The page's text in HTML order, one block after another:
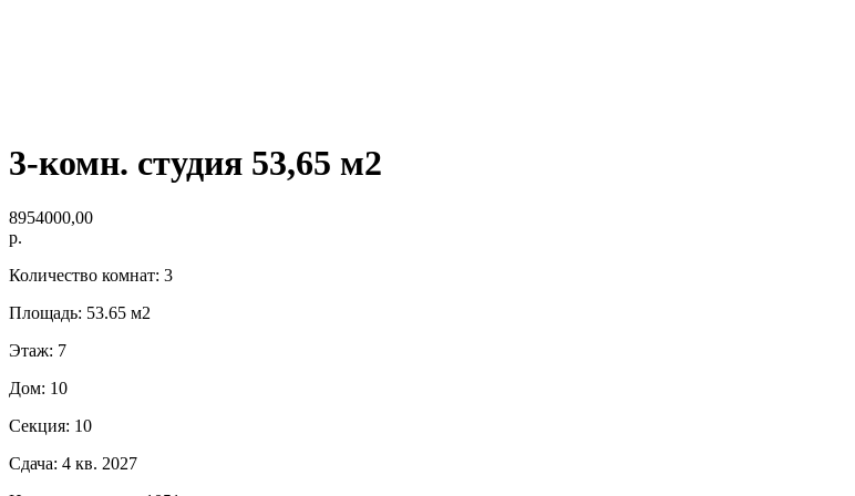
3-комн. студия 53,65 м2
8954000,00
р.
Количество комнат: 3
Площадь: 53.65 м2
Этаж: 7
Дом: 10
Секция: 10
Сдача: 4 кв. 2027